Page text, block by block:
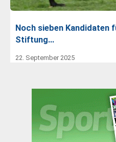
Noch sieben Kandidaten
Stiftung…
22. September 2025